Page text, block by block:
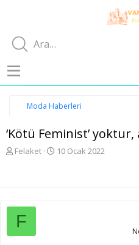
Moda Haberleri
‘Kötü Feminist’
K
u
b
a
ş
Felaket
B10 Ocak 2022
F